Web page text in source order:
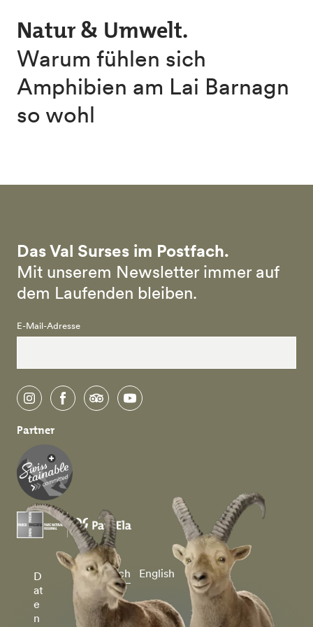
Natur & Umwelt.
Warum fühlen sich
Amphibien am Lai Barnagn
so wohl
Das Val Surses im Postfach.
Mit unserem Newsletter immer auf
dem Laufenden bleiben.
E-Mail-Adresse
instagramfacebooktripadvisoryoutube
Partner
D
at
e
n
Deutsch English